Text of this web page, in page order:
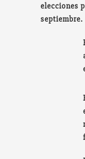
elecciones
septiembre.